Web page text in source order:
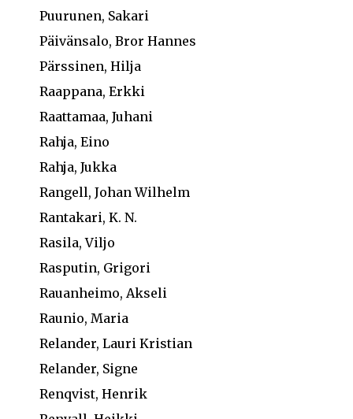
Puurunen, Sakari
Päivänsalo, Bror Hannes
Pärssinen, Hilja
Raappana, Erkki
Raattamaa, Juhani
Rahja, Eino
Rahja, Jukka
Rangell, Johan Wilhelm
Rantakari, K. N.
Rasila, Viljo
Rasputin, Grigori
Rauanheimo, Akseli
Raunio, Maria
Relander, Lauri Kristian
Relander, Signe
Renqvist, Henrik